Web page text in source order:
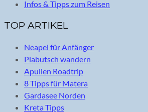
Infos & Tipps zum Reisen
TOP ARTIKEL
Neapel für Anfänger
Plabutsch wandern
Apulien Roadtrip
8 Tipps für Matera
Gardasee Norden
Kreta Tipps